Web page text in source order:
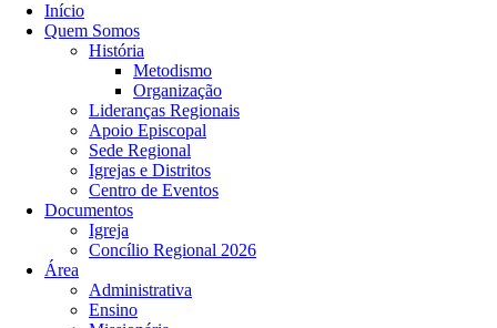
Início
Quem Somos
História
Metodismo
Organização
Lideranças Regionais
Apoio Episcopal
Sede Regional
Igrejas e Distritos
Centro de Eventos
Documentos
Igreja
Concílio Regional 2026
Área
Administrativa
Ensino